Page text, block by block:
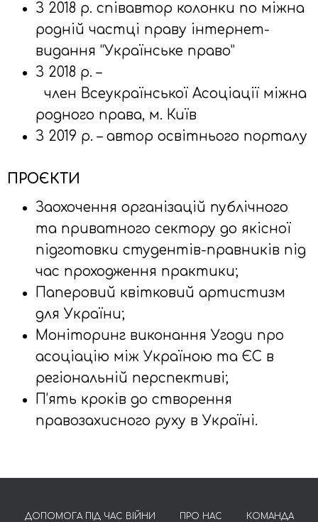
З 2018 р. співавтор колонки по міжна
родній частці праву інтернет-
видання “Українське право”
З 2018 р. –
член Всеукраїнської Асоціації міжна
родного права, м. Київ
З 2019 р. – автор освітнього порталу
ПРОЄКТИ
Заохочення організацій публічного
та приватного сектору до якісної
підготовки студентів-правників під
час проходження практики;
Паперовий квітковий артистизм
для України;
Моніторинг виконання Угоди про
асоціацію між Україною та ЄС в
регіональній перспективі;
П’ять кроків до створення
правозахисного руху в Україні.
ДОПОМОГА ПІД ЧАС ВІЙНИ ПРО НАС КОМАНДА